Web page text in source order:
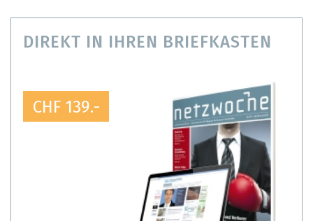
DIREKT IN IHREN BRIEFKASTEN
CHF 139.-